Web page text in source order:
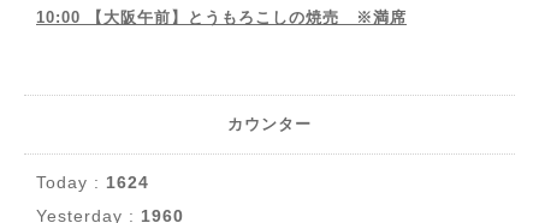
10:00 【大阪午前】とうもろこしの焼売 ※満席
カウンター
Today : 1624
Yesterday : 1960